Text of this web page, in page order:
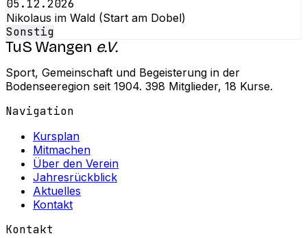
05.12.2026
Nikolaus im Wald (Start am Dobel)
Sonstig
TuS Wangen e.V.
Sport, Gemeinschaft und Begeisterung in der
Bodenseeregion seit 1904. 398 Mitglieder, 18 Kurse.
Navigation
Kursplan
Mitmachen
Über den Verein
Jahresrückblick
Aktuelles
Kontakt
Kontakt